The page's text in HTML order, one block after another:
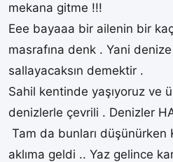
mekana gitme !!!
Eee bayaaa bir ailenin bir
masrafına denk . Yani
sallayacaksın demektir .
Sahil kentinde yaşıyoruz ve
denizlerle çevrili . Denizler
Tam da bunları düşünürken
aklıma geldi .. Yaz gelince